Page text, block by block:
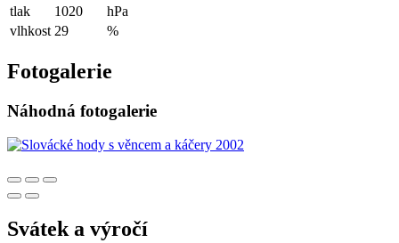
tlak
1020
hPa
vlhkost 29 %
Fotogalerie
Náhodná fotogalerie
Svátek a výročí